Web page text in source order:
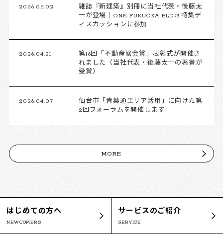
2026.05.02
雑誌『新建築』別冊に当社代表・後藤太
一が登場｜ONE FUKUOKA BLDG.特集デ
ィスカッションに参加
2026.04.21
第16回「不動産協会賞」表彰式が開催さ
れました（当社代表・後藤太一の著書が
受賞）
2026.04.07
仙台市「青葉通エリア活用」に向けた第
2回フォーラムを開催します
MORE
はじめての方へ
NEWCOMERS
サービスのご紹介
SERVICE